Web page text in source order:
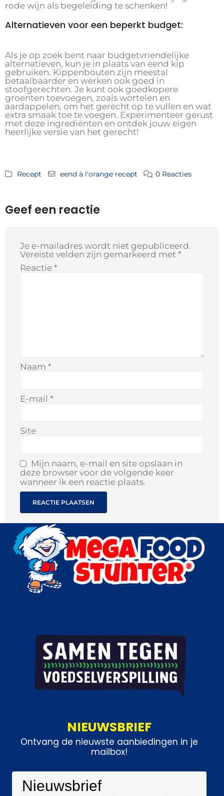
rode wijn als begeleiding te schenken!
Alternatieven voor een beperkt budget:
Als je op zoek bent naar budgetvriendelijke
alternatieven, kun je in plaats van eend kip
gebruiken. Kippenbouten zijn meestal
betaalbaarder en werken ook goed in
stoofgerechten. Je kunt ook goedkopere
groenten toevoegen, zoals wortelen en
aardappelen, om het gerecht op te vullen en wat
extra smaak toe te voegen. Experimenteer gerust
met deze ingrediënten en ontdek jouw eigen
heerlijke versie van het gerecht!
Recept eend à l'orange recept 0 Reacties
Geef een reactie
Je e-mailadres wordt niet gepubliceerd.
Vereiste velden zijn gemarkeerd met *
Reactie *
Naam *
E-mail *
Site
Mijn naam, e-mail en site opslaan in
deze browser voor de volgende keer
wanneer ik een reactie plaats.
NIEUWSBRIEF
Ontvang de nieuwste aanbiedingen in je
mailbox!
Nieuwsbrief